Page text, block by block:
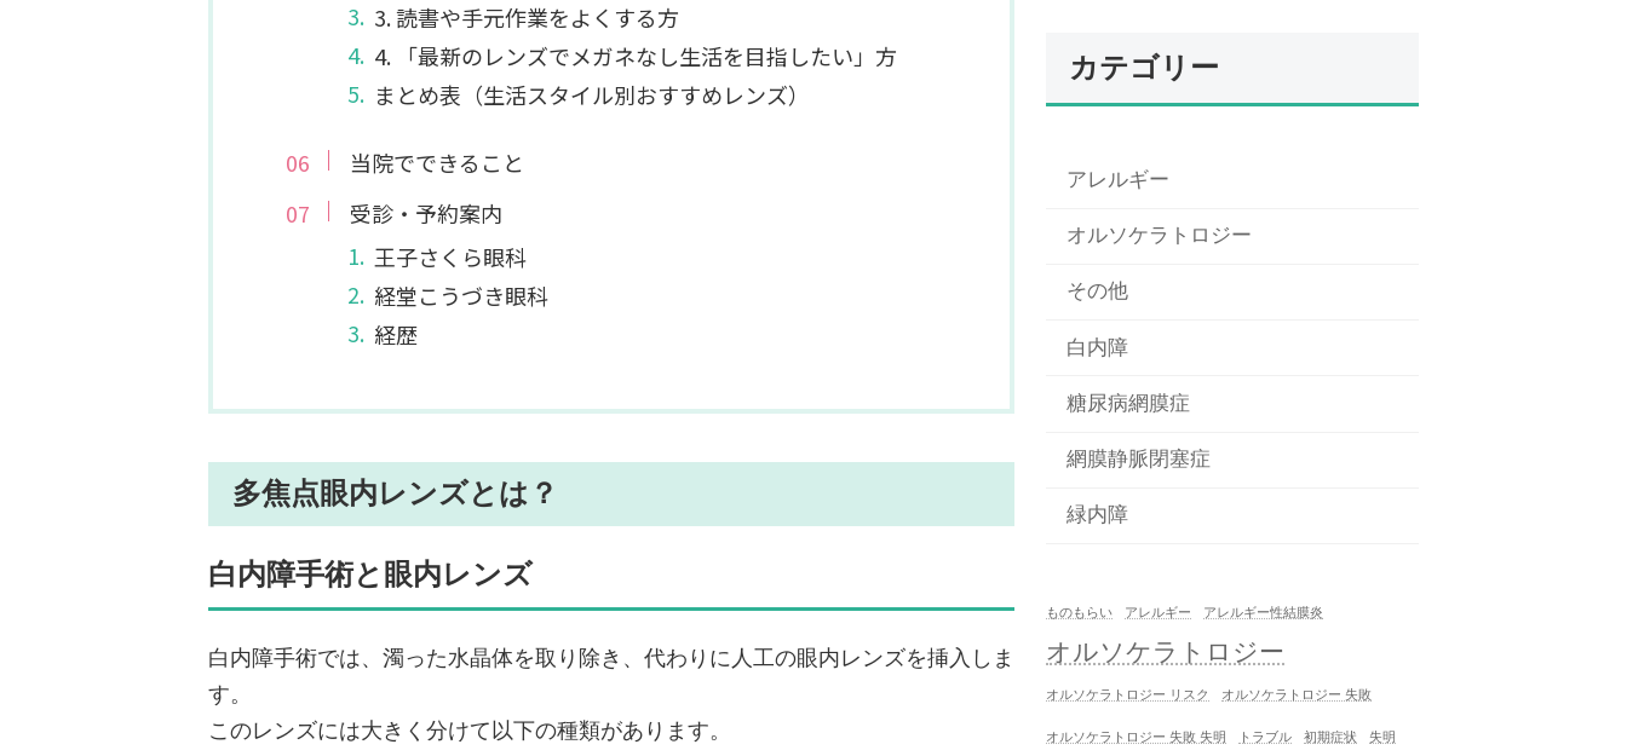
3. 読書や手元作業をよくする方
4. 「最新のレンズでメガネなし生活を目指したい」方
まとめ表（生活スタイル別おすすめレンズ）
当院でできること
受診・予約案内
王子さくら眼科
経堂こうづき眼科
経歴
多焦点眼内レンズとは？
白内障手術と眼内レンズ
白内障手術では、濁った水晶体を取り除き、代わりに人工の眼内レンズを挿入しま
す。
このレンズには大きく分けて以下の種類があります。
カテゴリー
アレルギー
オルソケラトロジー
その他
白内障
糖尿病網膜症
網膜静脈閉塞症
緑内障
ものもらい アレルギー アレルギー性結膜炎
オルソケラトロジー
オルソケラトロジー リスク オルソケラトロジー 失敗
オルソケラトロジー 失敗 失明 トラブル 初期症状 失明